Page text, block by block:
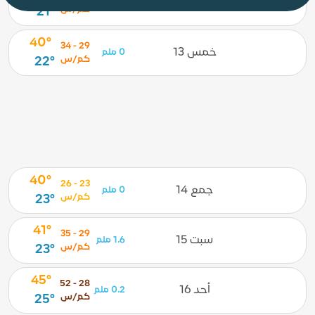
كم/س
21°
خمس 13 0 ملم
29 - 34
كم/س
40°
22°
جمع 14 0 ملم
23 - 26
كم/س
40°
23°
سبت 15 1.6 ملم
29 - 35
كم/س
41°
23°
أحد 16 0.2 ملم
28 - 52
كم/س
45°
25°